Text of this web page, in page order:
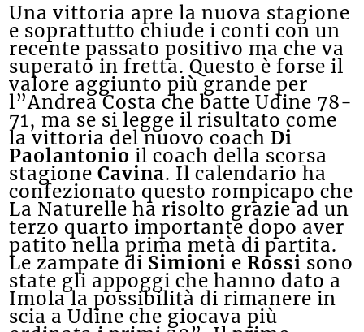
Una vittoria apre la nuova stagione
e soprattutto chiude i conti con un
recente passato positivo ma che va
superato in fretta. Questo è forse il
valore aggiunto più grande per
l”Andrea Costa che batte Udine 78-
71, ma se si legge il risultato come
la vittoria del nuovo coachDi
Paolantonio il coach della scorsa
stagioneCavina. Il calendario ha
confezionato questo rompicapo che
La Naturelle ha risolto grazie ad un
terzo quarto importante dopo aver
patito nella prima metà di partita.
Le zampate di Simioni eRossi sono
state gli appoggi che hanno dato a
Imola la possibilità di rimanere in
scia a Udine che giocava più